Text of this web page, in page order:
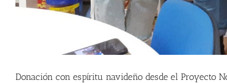
Donación con espíritu navideño desde el Proyecto